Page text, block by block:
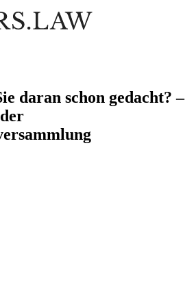
daran schon gedacht? –